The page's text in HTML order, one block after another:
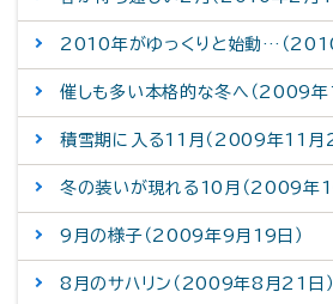
2010年がゆっくりと始動…（
催しも多い本格的な冬へ（2009年
積雪期に入る11月（2009年11月
冬の装いが現れる10月（2009年
9月の様子（2009年9月19日）
8月のサハリン（2009年8月21日）